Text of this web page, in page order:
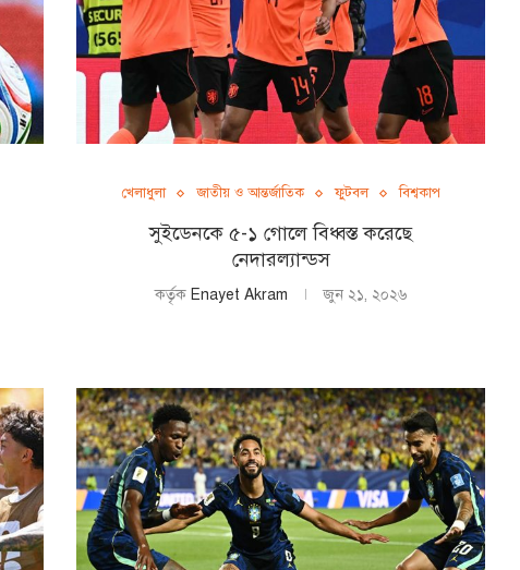
খেলাধুলা জাতীয় ও আন্তর্জাতিক ফুটবল বিশ্বকাপ
সুইডেনকে ৫-১ গোলে বিধ্বস্ত করেছে
নেদারল্যান্ডস
কর্তৃক Enayet Akram জুন ২১, ২০২৬